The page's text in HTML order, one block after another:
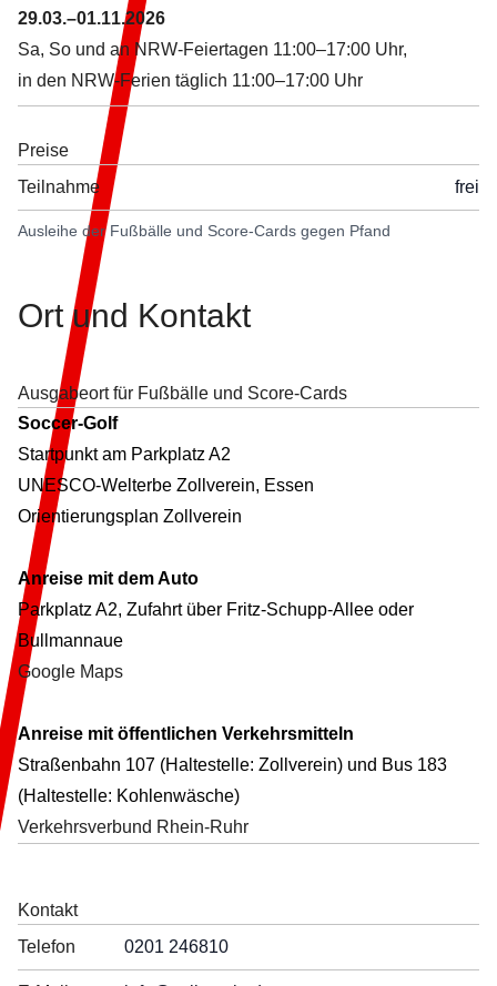
29.03.–01.11.2026
Sa, So und an NRW-Feiertagen 11:00–17:00 Uhr,
in den NRW-Ferien täglich 11:00–17:00 Uhr
Preise
Teilnahme
frei
Ausleihe der Fußbälle und Score-Cards gegen Pfand
Ort und Kontakt
Ausgabeort für Fußbälle und Score-Cards
Soccer-Golf
Startpunkt am Parkplatz A2
UNESCO-Welterbe Zollverein, Essen
Orientierungsplan Zollverein
Anreise mit dem Auto
Parkplatz A2, Zufahrt über Fritz-Schupp-Allee oder
Bullmannaue
Google Maps
Anreise mit öffentlichen Verkehrsmitteln
Straßenbahn 107 (Haltestelle: Zollverein) und Bus 183
(Haltestelle: Kohlenwäsche)
Verkehrsverbund Rhein-Ruhr
Kontakt
Telefon
0201 246810